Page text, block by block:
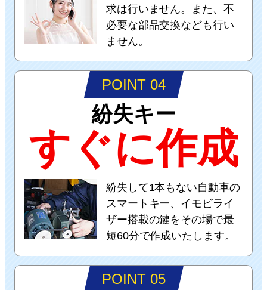
求は行いません。また、不
必要な部品交換なども行い
ません。
POINT 04
紛失キー
すぐに作成
紛失して1本もない自動車の
スマートキー、イモビライ
ザー搭載の鍵をその場で最
短60分で作成いたします。
POINT 05